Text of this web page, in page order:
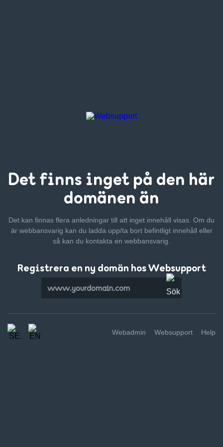
Det finns inget på den här
domänen än
Det kan finnas flera anledningar till att inget innehåll visas. Om du
är webbansvarig kan du ladda upp/ta bort befintligt innehåll eller
så kan du kontakta en webbansvarig.
Registrera en ny domän hos Websupport
Webadmin Websupport Help